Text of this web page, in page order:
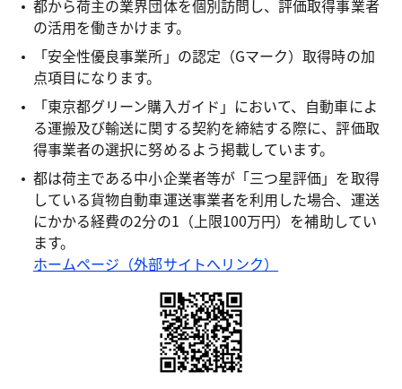
都から荷主の業界団体を個別訪問し、評価取得事業者
の活用を働きかけます。
「安全性優良事業所」の認定（Gマーク）取得時の加
点項目になります。
「東京都グリーン購入ガイド」において、自動車によ
る運搬及び輸送に関する契約を締結する際に、評価取
得事業者の選択に努めるよう掲載しています。
都は荷主である中小企業者等が「三つ星評価」を取得
している貨物自動車運送事業者を利用した場合、運送
にかかる経費の2分の1（上限100万円）を補助してい
ます。
ホームページ（外部サイトへリンク）